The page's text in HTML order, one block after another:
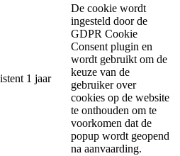
1 jaar
De cookie wordt
ingesteld door de
GDPR Cookie
Consent plugin en
wordt gebruikt om de
keuze van de
gebruiker over
cookies op de website
te onthouden om te
voorkomen dat de
popup wordt geopend
na aanvaarding.